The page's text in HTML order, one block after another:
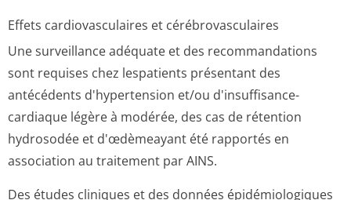
Effets cardiovasculaires et cérébrovasculaires
Une surveillance adéquate et des recommandations
sont requises chez lespatients présentant des
antécédents d'hypertension et/ou d'insuffisance­
cardiaque légère à modérée, des cas de rétention
hydrosodée et d'œdèmeayant été rapportés en
association au traitement par AINS.
Des études cliniques et des données épidémiologiques